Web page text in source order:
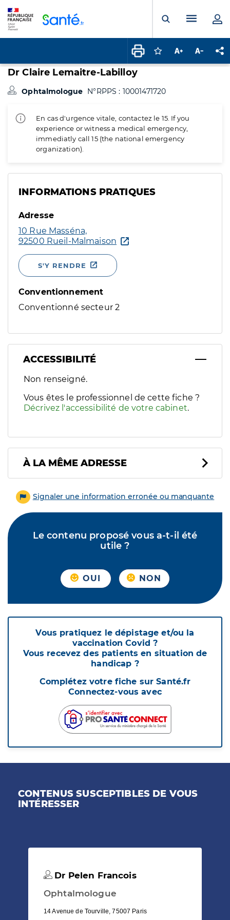
Ouvrir laMenu
Connectez-vous
Augmenter la
Dr Claire Lemaitre-Labilloy
Ophtalmologue N°RPPS : 10001471720
En cas d'urgence vitale, contactez le 15. If you
experience or witness a medical emergency,
immediatly call 15 (the national emergency
organization).
INFORMATIONS PRATIQUES
Adresse
10 Rue Masséna,
92500 Rueil-Malmaison
S'Y RENDRE
Conventionnement
Conventionné secteur 2
ACCESSIBILITÉ
Filtres
Sélectionnez un ou plusieurs handicaps/besoins
Non renseigné.
Vous êtes le professionnel de cette fiche ?
Décrivez l'accessibilité de votre cabinet.
À LA MÊME ADRESSE
Signaler une information erronée ou manquante
Le contenu proposé vous a-t-il été
utile ?
OUI NON
Vous pratiquez le dépistage et/ou la
vaccination Covid ?
Vous recevez des patients en situation de
handicap ?
Complétez votre fiche sur Santé.fr
Connectez-vous avec
CONTENUS SUSCEPTIBLES DE VOUS
INTÉRESSER
Dr Pelen Francois
Ophtalmologue
14 Avenue de Tourville, 75007 Paris